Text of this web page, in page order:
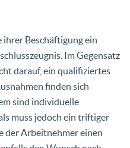
Beschäftigung ein
Im Gegensatz
darauf, ein qualifiziertes
finden sich
sind individuelle
muss jedoch ein triftiger
der Arbeitnehmer einen